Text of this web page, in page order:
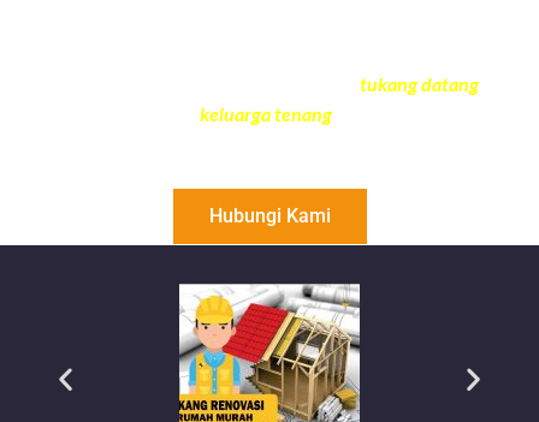
tukang datang
keluarga tenang”.
Hubungi Kami